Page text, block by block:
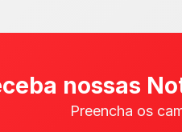
nossas
Preencha os